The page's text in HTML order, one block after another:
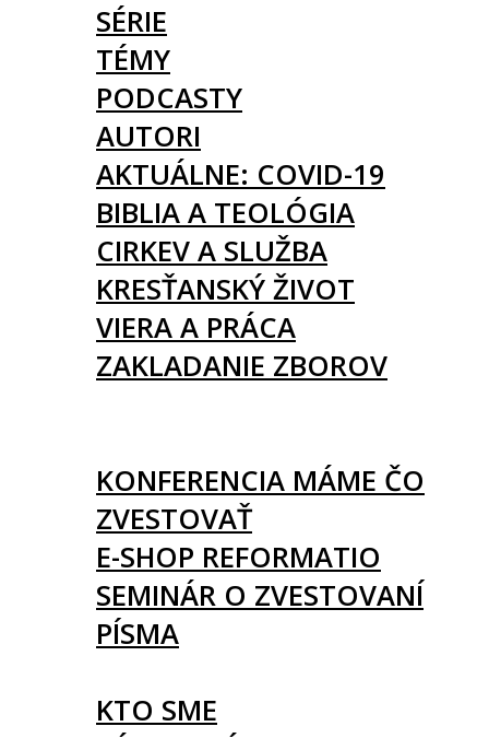
SÉRIE
TÉMY
PODCASTY
AUTORI
AKTUÁLNE: COVID-19
BIBLIA A TEOLÓGIA
CIRKEV A SLUŽBA
KRESŤANSKÝ ŽIVOT
VIERA A PRÁCA
ZAKLADANIE ZBOROV
KONFERENCIA MÁME ČO
ZVESTOVAŤ
E-SHOP REFORMATIO
SEMINÁR O ZVESTOVANÍ
PÍSMA
KTO SME